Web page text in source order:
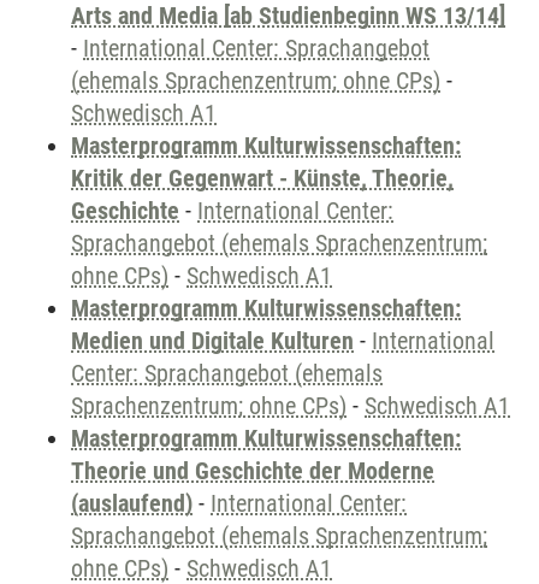
Arts and Media [ab Studienbeginn WS 13/14]
- International Center: Sprachangebot
(ehemals Sprachenzentrum; ohne CPs) -
Schwedisch A1
Masterprogramm Kulturwissenschaften:
Kritik der Gegenwart - Künste, Theorie,
Geschichte - International Center:
Sprachangebot (ehemals Sprachenzentrum;
ohne CPs) - Schwedisch A1
Masterprogramm Kulturwissenschaften:
Medien und Digitale Kulturen - International
Center: Sprachangebot (ehemals
Sprachenzentrum; ohne CPs) - Schwedisch A1
Masterprogramm Kulturwissenschaften:
Theorie und Geschichte der Moderne
(auslaufend) - International Center:
Sprachangebot (ehemals Sprachenzentrum;
ohne CPs) - Schwedisch A1